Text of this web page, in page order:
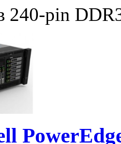
240-pin